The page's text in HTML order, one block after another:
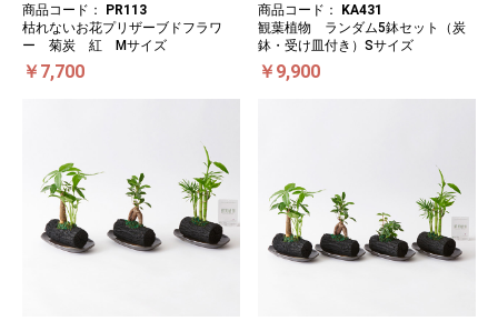
商品コード：
PR113
枯れないお花プリザーブドフラワ
ー 菊炭 紅 Mサイズ
￥7,700
商品コード：
KA431
観葉植物 ランダム5鉢セット（炭
鉢・受け皿付き）Sサイズ
￥9,900